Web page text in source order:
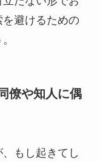
避けるための
僚や知人に偶
もし起きてし